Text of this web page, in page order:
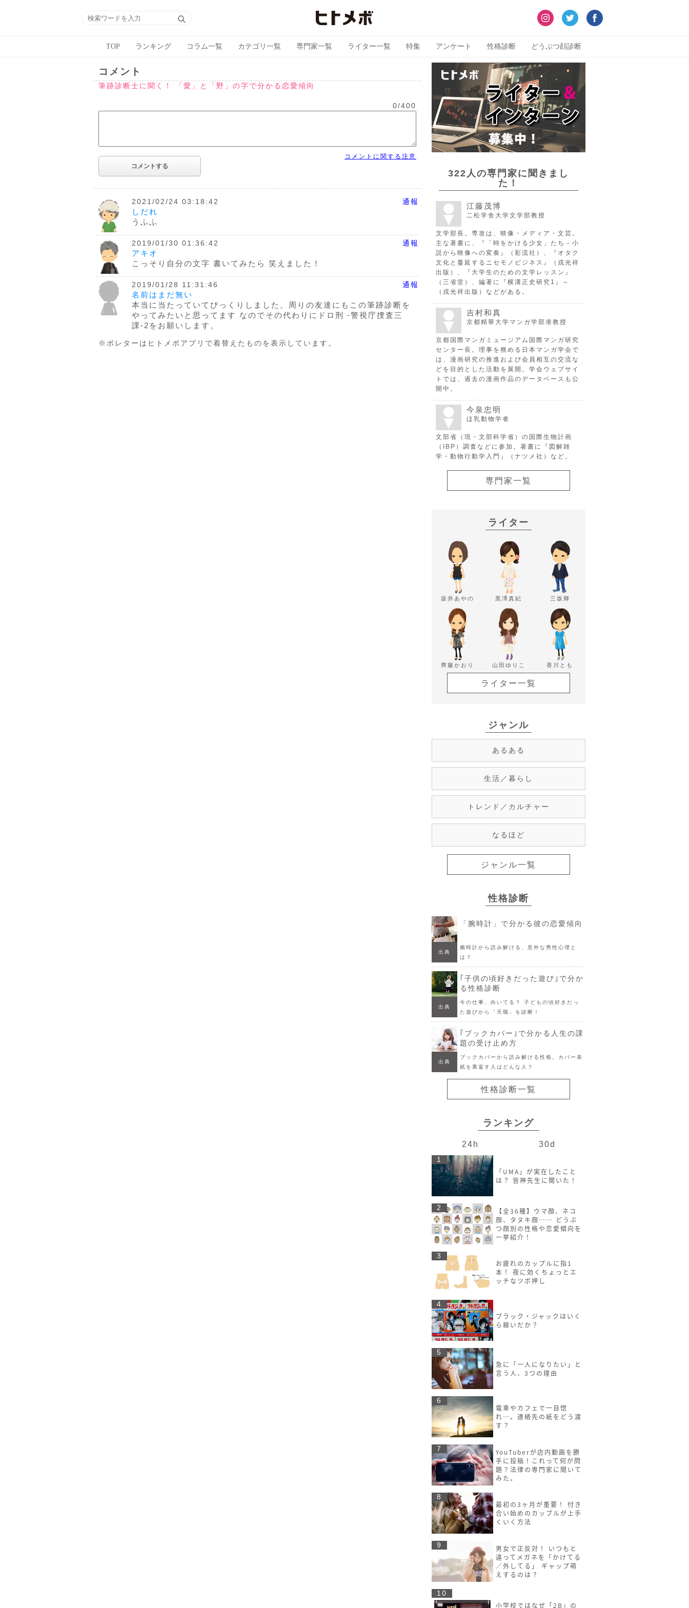
TOP ランキング コラム一覧 カテゴリ一覧 専門家一覧 ライター一覧 特集 アンケート 性格診断 どうぶつ顔診断
コメント
筆跡診断士に聞く！ 「愛」と「野」の字で分かる恋愛傾向
0/400
コメントに関する注意
2021/02/24 03:18:42
通報
しだれ
うふふ
2019/01/30 01:36:42
通報
アキオ
こっそり自分の文字 書いてみたら 笑えました！
2019/01/28 11:31:46
通報
名前はまだ無い
本当に当たっていてびっくりしました。周りの友達にもこの筆跡診断を
やってみたいと思ってます なのでその代わりにドロ刑 -警視庁捜査三
課-2をお願いします。
※ボレターはヒトメボアプリで着替えたものを表示しています。
322人の専門家に聞きまし
た！
江藤茂博
二松学舎大学文学部教授
文学部長。専攻は、映像・メディア・文芸。
主な著書に、『「時をかける少女」たち－小
説から映像への変奏』（彩流社）、『オタク
文化と蔓延するニセモノビジネス』（戎光祥
出版）、『大学生のための文学レッスン』
（三省堂）、編著に『横溝正史研究1』～
（戎光祥出版）などがある。
吉村和真
京都精華大学マンガ学部准教授
京都国際マンガミュージアム国際マンガ研究
センター長。理事を務める日本マンガ学会で
は、漫画研究の推進および会員相互の交流な
どを目的とした活動を展開。学会ウェブサイ
トでは、過去の漫画作品のデータベースも公
開中。
今泉忠明
ほ乳動物学者
文部省（現・文部科学省）の国際生物計画
（IBP）調査などに参加。著書に『図解雑
学・動物行動学入門』（ナツメ社）など。
専門家一覧
ライター
坂井あやの 黒澤真紀 三坂輝
齊藤かおり 山田ゆりこ 香川とも
ライター一覧
ジャンル
あるある
生活／暮らし
トレンド／カルチャー
なるほど
ジャンル一覧
性格診断
「腕時計」で分かる彼の恋愛傾向
出典
腕時計から読み解ける、意外な男性心理と
は？
｢子供の頃好きだった遊び｣で分か
る性格診断
出典
今の仕事、向いてる？ 子どもの頃好きだっ
た遊びから「天職」を診断！
｢ブックカバー｣で分かる人生の課
題の受け止め方
出典
ブックカバーから読み解ける性格。カバー表
紙を裏返す人はどんな人？
性格診断一覧
ランキング
24h 30d
1
「UMA」が実在したこと
は？ 皆神先生に聞いた！
2
【全36種】ウマ顔、ネコ
顔、タヌキ顔…… どうぶ
つ顔別の性格や恋愛傾向を
一挙紹介！
3
お疲れのカップルに指1
本！ 夜に効くちょっとエ
ッチなツボ押し
4
ブラック・ジャックはいく
ら稼いだか？
5
急に「一人になりたい」と
言う人、3つの理由
6
電車やカフェで一目惚
れ…。連絡先の紙をどう渡
す？
7
YouTuberが店内動画を勝
手に投稿！これって何が問
題？法律の専門家に聞いて
みた。
8
最初の3ヶ月が重要！ 付き
合い始めのカップルが上手
くいく方法
9
男女で正反対！ いつもと
違ってメガネを「かけてる
／外してる」 ギャップ萌
えするのは？
10
小学校ではなぜ「2B」の